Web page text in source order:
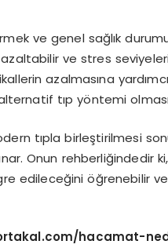
ve genel sağlık
azaltabilir ve stres
azalmasına
tıp yöntemi
tıpla birleştirilmesi
Onun rehberliğindedir
edileceğini öğrenebilir ve
hacamat-